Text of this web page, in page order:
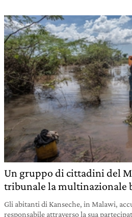
Un gruppo di cittadini del
tribunale la multinazionale
Gli abitanti di Kanseche, in Malawi,
responsabile attraverso la sua